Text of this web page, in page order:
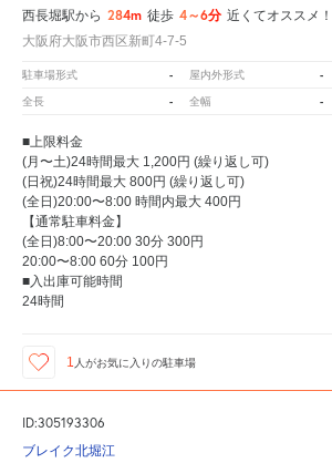
西長堀駅から 284m 徒歩 4～6分 近くてオススメ！
大阪府大阪市西区新町4-7-5
駐車場形式 - 屋内外形式 -
全長 - 全幅 -
■上限料金
(月〜土)24時間最大 1,200円 (繰り返し可)
(日祝)24時間最大 800円 (繰り返し可)
(全日)20:00〜8:00 時間内最大 400円
【通常駐車料金】
(全日)8:00〜20:00 30分 300円
20:00〜8:00 60分 100円
■入出庫可能時間
24時間
1 人がお気に入りの駐車場
ID:305193306
ブレイク北堀江